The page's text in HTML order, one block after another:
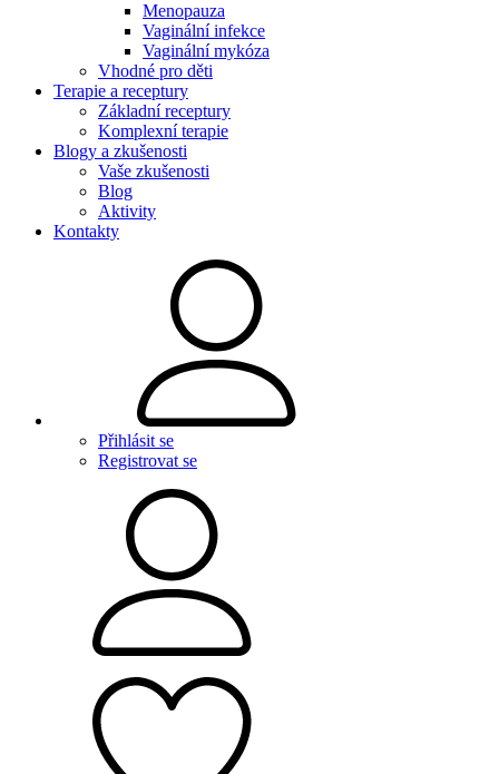
Menopauza
Vaginální infekce
Vaginální mykóza
Vhodné pro děti
Terapie a receptury
Základní receptury
Komplexní terapie
Blogy a zkušenosti
Vaše zkušenosti
Blog
Aktivity
Kontakty
Přihlásit se
Registrovat se